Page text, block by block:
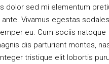
dolor sed mi elementum
Vivamus egestas
eu. Cum sociis natoque
dis parturient montes,
tristique elit lobortis